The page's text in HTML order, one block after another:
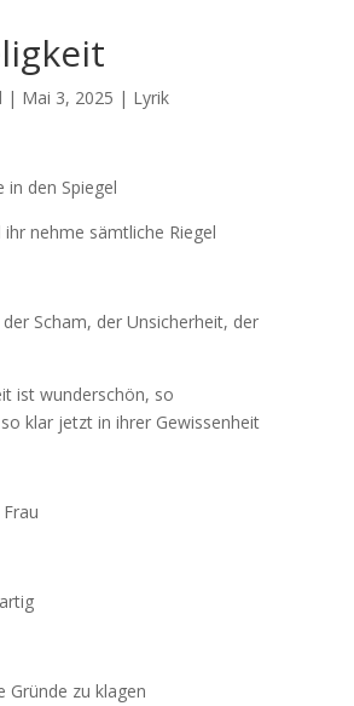
| Mai 3, 2025 | Lyrik
in den Spiegel
ihr nehme sämtliche Riegel
Scham, der Unsicherheit, der
ist wunderschön, so
klar jetzt in ihrer Gewissenheit
Gründe zu klagen